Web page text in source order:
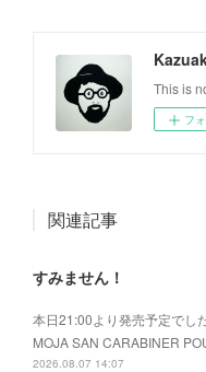
This is
フ
関連記事
すみません！
本日21:00より発売予定でし
MOJA SAN CARABINER
2026.08.07 14:07